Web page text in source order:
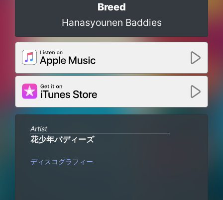
Breed
Hanasyounen Baddies
Artist
花少年バディーズ
ディスコグラフィー